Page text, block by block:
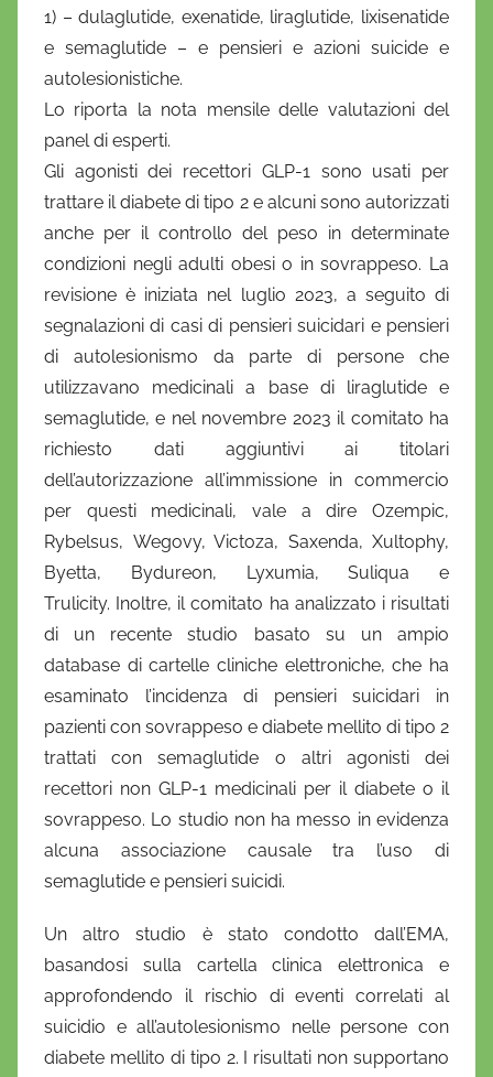
l
a
'
n
r
i
o
1) – dulaglutide, exenatide, liraglutide, lixisenatide
e semaglutide – e pensieri e azioni suicide e
autolesionistiche.
Lo riporta la nota mensile delle valutazioni del
panel di esperti.
Gli agonisti dei recettori GLP-1 sono usati per
trattare il diabete di tipo 2 e alcuni sono autorizzati
anche per il controllo del peso in determinate
condizioni negli adulti obesi o in sovrappeso. La
revisione è iniziata nel luglio 2023, a seguito di
segnalazioni di casi di pensieri suicidari e pensieri
di autolesionismo da parte di persone che
utilizzavano medicinali a base di liraglutide e
semaglutide, e nel novembre 2023 il comitato ha
richiesto dati aggiuntivi ai titolari
dell’autorizzazione all’immissione in commercio
per questi medicinali, vale a dire Ozempic,
Rybelsus, Wegovy, Victoza, Saxenda, Xultophy,
Byetta, Bydureon, Lyxumia, Suliqua e
Trulicity. Inoltre, il comitato ha analizzato i risultati
di un recente studio basato su un ampio
database di cartelle cliniche elettroniche, che ha
esaminato l’incidenza di pensieri suicidari in
pazienti con sovrappeso e diabete mellito di tipo 2
trattati con semaglutide o altri agonisti dei
recettori non GLP-1 medicinali per il diabete o il
sovrappeso. Lo studio non ha messo in evidenza
alcuna associazione causale tra l’uso di
semaglutide e pensieri suicidi.
Un altro studio è stato condotto dall’EMA,
basandosi sulla cartella clinica elettronica e
approfondendo il rischio di eventi correlati al
suicidio e all’autolesionismo nelle persone con
diabete mellito di tipo 2. I risultati non supportano